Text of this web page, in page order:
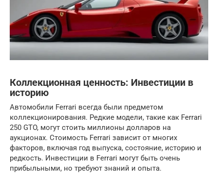
Коллекционная ценность: Инвестиции в
историю
Автомобили Ferrari всегда были предметом
коллекционирования. Редкие модели, такие как Ferrari
250 GTO, могут стоить миллионы долларов на
аукционах. Стоимость Ferrari зависит от многих
факторов, включая год выпуска, состояние, историю и
редкость. Инвестиции в Ferrari могут быть очень
прибыльными, но требуют знаний и опыта.